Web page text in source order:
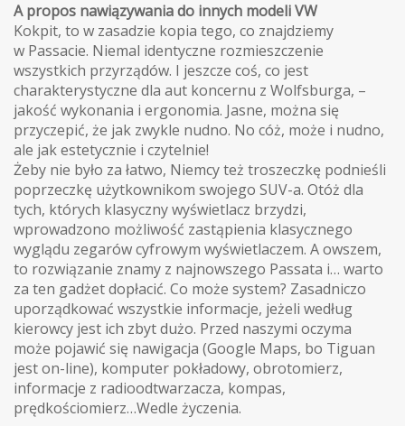
A propos nawiązywania do innych modeli VW
Kokpit, to w zasadzie kopia tego, co znajdziemy
w Passacie. Niemal identyczne rozmieszczenie
wszystkich przyrządów. I jeszcze coś, co jest
charakterystyczne dla aut koncernu z Wolfsburga, –
jakość wykonania i ergonomia. Jasne, można się
przyczepić, że jak zwykle nudno. No cóż, może i nudno,
ale jak estetycznie i czytelnie!
Żeby nie było za łatwo, Niemcy też troszeczkę podnieśli
poprzeczkę użytkownikom swojego SUV-a. Otóż dla
tych, których klasyczny wyświetlacz brzydzi,
wprowadzono możliwość zastąpienia klasycznego
wyglądu zegarów cyfrowym wyświetlaczem. A owszem,
to rozwiązanie znamy z najnowszego Passata i… warto
za ten gadżet dopłacić. Co może system? Zasadniczo
uporządkować wszystkie informacje, jeżeli według
kierowcy jest ich zbyt dużo. Przed naszymi oczyma
może pojawić się nawigacja (Google Maps, bo Tiguan
jest on-line), komputer pokładowy, obrotomierz,
informacje z radioodtwarzacza, kompas,
prędkościomierz…Wedle życzenia.